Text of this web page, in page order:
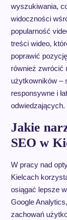
wyszukiwania,
widoczności
popularność
treści wideo,
poprawić
również zwrócić
użytkowników –
responsywne i
odwiedzających.
Jakie
SEO w
W pracy nad
Kielcach
osiągać lepsze
Google
zachowań